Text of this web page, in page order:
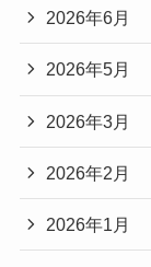
2026年6月
2026年5月
2026年3月
2026年2月
2026年1月